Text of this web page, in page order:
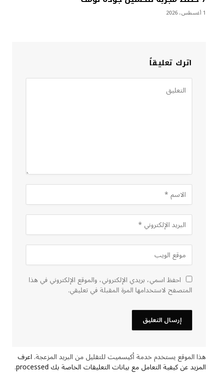
1 أغسطس، 2026
اترك تعليقاً
احفظ اسمي، بريدي الإلكتروني، والموقع الإلكتروني في هذا
المتصفح لاستخدامها المرة المقبلة في تعليقي.
هذا الموقع يستخدم خدمة أكيسميت للتقليل من البريد المزعجة.اعرف
المزيد عن كيفية التعامل مع بيانات التعليقات الخاصة بك processed .